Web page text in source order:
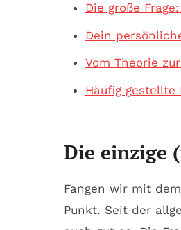
Die große
Dein
Vom Theorie
Häufig gestellte
Die einzige
Fangen wir mit
Punkt. Seit der